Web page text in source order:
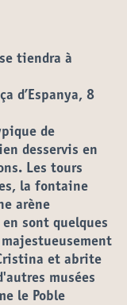
tiendra à
d’Espanya, 8
onglet)
de
desservis en
Les tours
la fontaine
arène
sont quelques
majestueusement
et abrite
musées
le Poble